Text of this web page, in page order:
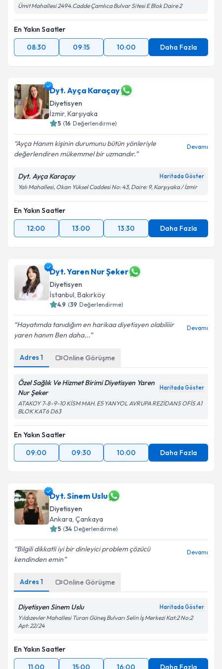
Ümit Mahallesi 2494.Cadde Çamlıca Bulvar Sitesi E Blok Daire 2
En Yakın Saatler
08:30
09:15 10:00 Daha Fazla
Dyt. Ayça Karaçay
Diyetisyen
İzmir, Karşıyaka
5 (16 Değerlendirme)
Ayça Hanım kişinin durumunu bütün yönleriyle
değerlendiren mükemmel bir uzmandır.
Devamı
Dyt. Ayça Karaçay Haritada Göster
Yalı Mahallesi, Okan Yüksel Caddesi No: 43, Daire: 9, Karşıyaka / İzmir
En Yakın Saatler
12:00
13:00 13:30 Daha Fazla
Dyt. Yaren Nur Şeker
Diyetisyen
İstanbul, Bakırköy
4.9 (39 Değerlendirme)
Hayatımda tanıdığım en harikaa diyetisyen olabiliiir
yaren hanım Ben daha...
Devamı
Adres 1 Online Görüşme
Özel Sağlık Ve Hizmet Birimi Diyetisyen Yaren
Nur Şeker
Haritada Göster
ATAKOY 7-8-9-10 KİSM MAH. E5 YANYOL AVRUPA REZİDANS OFİS A1
BLOK KAT6 D63
En Yakın Saatler
09:00
09:30 10:00 Daha Fazla
Dyt. Sinem Uslu
Diyetisyen
Ankara, Çankaya
5 (34 Değerlendirme)
Bilgili dikkatli iyi bir dinleyici problem çözücü
kendinden emin
Devamı
Adres 1 Online Görüşme
Diyetisyen Sinem Uslu Haritada Göster
Yıldızevler Mahallesi Turan Güneş Bulvarı Selin İş Merkezi Kat:2 No:2
Apt: 22/24
En Yakın Saatler
11:00
15:00 16:00 Daha Fazla